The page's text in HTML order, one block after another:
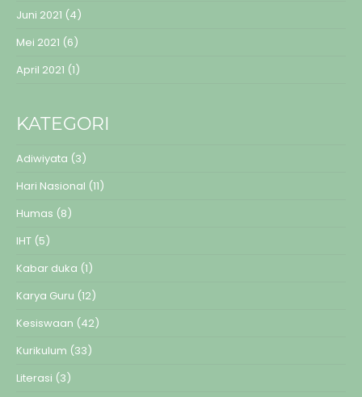
Juni 2021 (4)
Mei 2021 (6)
April 2021 (1)
KATEGORI
Adiwiyata (3)
Hari Nasional (11)
Humas (8)
IHT (5)
Kabar duka (1)
Karya Guru (12)
Kesiswaan (42)
Kurikulum (33)
Literasi (3)